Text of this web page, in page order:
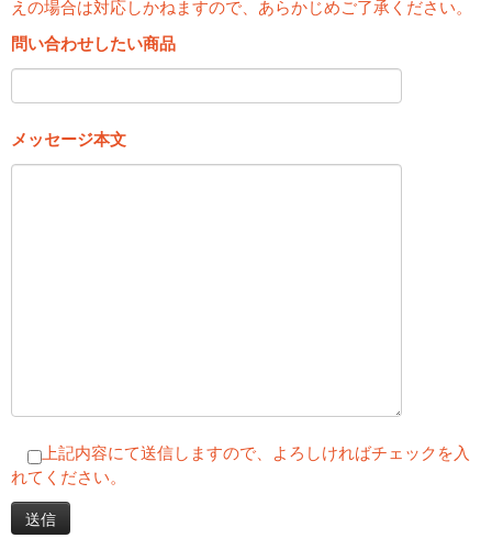
えの場合は対応しかねますので、あらかじめご了承ください。
問い合わせしたい商品
メッセージ本文
上記内容にて送信しますので、よろしければチェックを入
れてください。